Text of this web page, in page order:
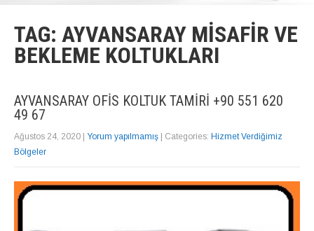
TAG: AYVANSARAY MISAFIR VE
BEKLEME KOLTUKLARI
AYVANSARAY OFIS KOLTUK TAMIRI +90 551 620
49 67
Ağustos 24, 2020 | Yorum yapılmamış | Categories: Hizmet Verdiğimiz
Bölgeler